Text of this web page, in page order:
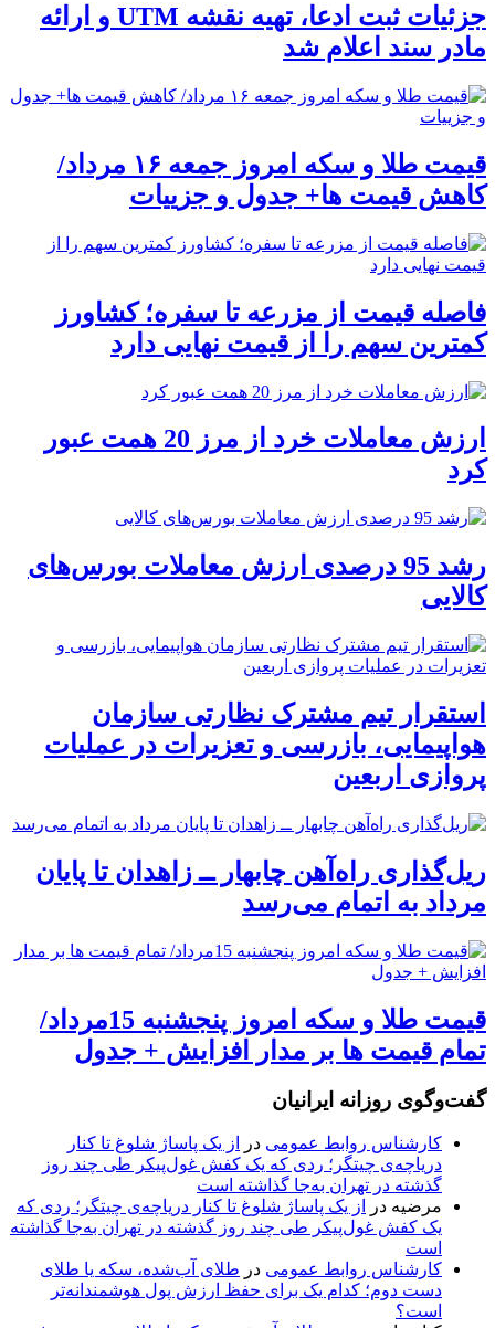
جزئیات ثبت ادعا، تهیه نقشه UTM و ارائه
مادر سند اعلام شد
قیمت طلا و سکه امروز جمعه ۱۶ مرداد/
کاهش قیمت ها+ جدول و جزییات
فاصله قیمت از مزرعه تا سفره؛ کشاورز
کمترین سهم را از قیمت نهایی دارد
ارزش معاملات خرد از مرز 20 همت عبور
کرد
رشد 95 درصدی ارزش معاملات بورس‌های
کالایی
استقرار تیم مشترک نظارتی سازمان
هواپیمایی، بازرسی و تعزیرات در عملیات
پروازی اربعین
ریل‌گذاری راه‌آهن چابهار ــ زاهدان تا پایان
مرداد به اتمام می‌رسد
قیمت طلا و سکه امروز پنجشنبه 15مرداد/
تمام قیمت ها بر مدار افزایش + جدول
گفت‌وگوی روزانه ایرانیان
کارشناس روابط عمومی در
از یک پاساژ شلوغ تا کنار
دریاچه‌ی چیتگر؛ ردی که یک کفش غول‌پیکر طی چند روز
گذشته در تهران به‌جا گذاشته است
مرضیه در
از یک پاساژ شلوغ تا کنار دریاچه‌ی چیتگر؛ ردی که
یک کفش غول‌پیکر طی چند روز گذشته در تهران به‌جا گذاشته
است
کارشناس روابط عمومی در طلای آب‌شده، سکه یا طلای
دست دوم؛ کدام یک برای حفظ ارزش پول هوشمندانه‌تر
است؟